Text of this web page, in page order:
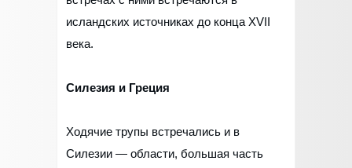
исландских источниках до конца XVII
века.
Силезия и Греция
Ходячие трупы встречались и в
Силезии — области, большая часть